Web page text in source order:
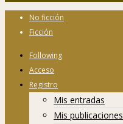
No ficción
Ficción
Following
Acceso
Registro
Mis entradas
Mis publicaciones